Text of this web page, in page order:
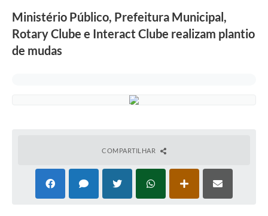
Renuncia de Receita
Galeria de Fotos
Plano de Capacitação
Cadeia Integrada de Valor
Ministério Público, Prefeitura Municipal,
Rotary Clube e Interact Clube realizam plantio
de mudas
COMPARTILHAR